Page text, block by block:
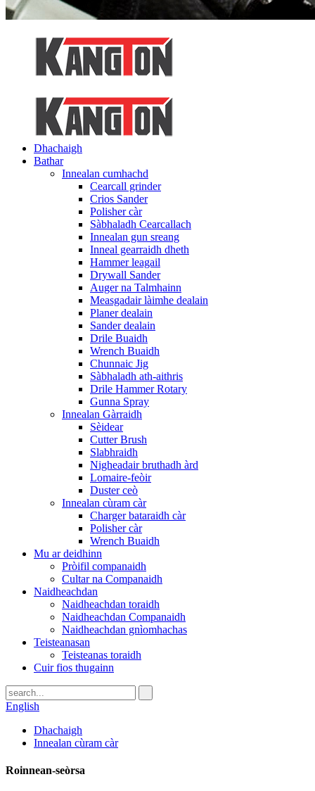
Dhachaigh
Bathar
Innealan cumhachd
Cearcall grinder
Crios Sander
Polisher càr
Sàbhaladh Cearcallach
Innealan gun sreang
Inneal gearraidh dheth
Hammer leagail
Drywall Sander
Auger na Talmhainn
Measgadair làimhe dealain
Planer dealain
Sander dealain
Drile Buaidh
Wrench Buaidh
Chunnaic Jig
Sàbhaladh ath-aithris
Drile Hammer Rotary
Gunna Spray
Innealan Gàrraidh
Sèidear
Cutter Brush
Slabhraidh
Nigheadair bruthadh àrd
Lomaire-feòir
Duster ceò
Innealan cùram càr
Charger bataraidh càr
Polisher càr
Wrench Buaidh
Mu ar deidhinn
Pròifil companaidh
Cultar na Companaidh
Naidheachdan
Naidheachdan toraidh
Naidheachdan Companaidh
Naidheachdan gnìomhachas
Teisteanasan
Teisteanas toraidh
Cuir fios thugainn
English
Dhachaigh
Innealan cùram càr
Roinnean-seòrsa